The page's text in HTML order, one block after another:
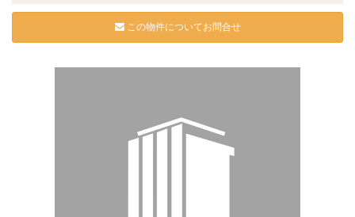
この物件についてお問合せ